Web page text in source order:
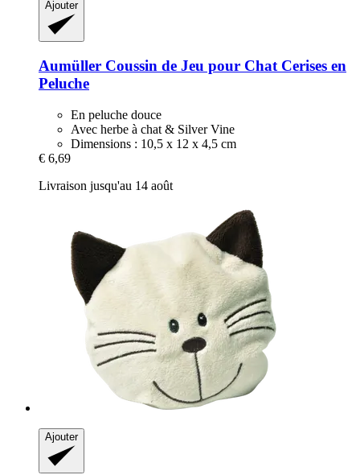
Ajouter
Aumüller Coussin de Jeu pour Chat Cerises en
Peluche
En peluche douce
Avec herbe à chat & Silver Vine
Dimensions : 10,5 x 12 x 4,5 cm
€ 6,69
Livraison jusqu'au 14 août
Ajouter